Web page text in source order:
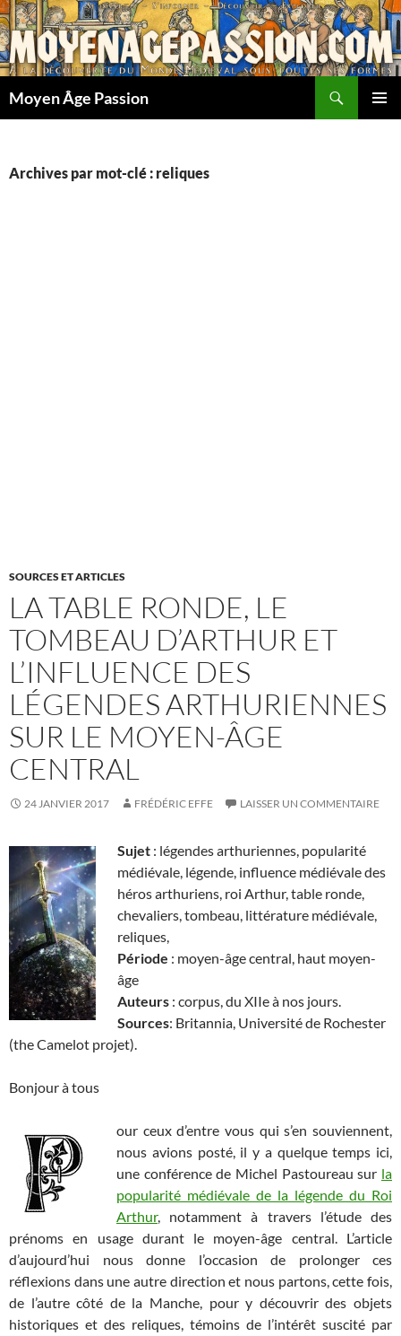
Aller
au
contenu
Moyen Âge Passion
Archives par mot-clé : reliques
SOURCES ET ARTICLES
LA TABLE RONDE, LE
TOMBEAU D’ARTHUR ET
L’INFLUENCE DES
LÉGENDES ARTHURIENNES
SUR LE MOYEN-ÂGE
CENTRAL
24 JANVIER 2017 FRÉDÉRIC EFFE LAISSER UN COMMENTAIRE
Sujet : légendes arthuriennes, popularité
médiévale, légende, influence médiévale des
héros arthuriens, roi Arthur, table ronde,
chevaliers, tombeau, littérature médiévale,
reliques,
Période : moyen-âge central, haut moyen-
âge
Auteurs : corpus, du XIIe à nos jours.
Sources: Britannia, Université de Rochester
(the Camelot projet).
Bonjour à tous
our ceux d’entre vous qui s’en souviennent,
nous avions posté, il y a quelque temps ici,
une conférence de Michel Pastoureau sur la
popularité médiévale de la légende du Roi
Arthur, notamment à travers l’étude des
prénoms en usage durant le moyen-âge central. L’article
d’aujourd’hui nous donne l’occasion de prolonger ces
réflexions dans une autre direction et nous partons, cette fois,
de l’autre côté de la Manche, pour y découvrir des objets
historiques et des reliques, témoins de l’intérêt suscité par